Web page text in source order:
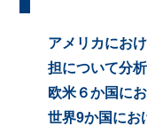
アメリカにお
担について分析
欧米６か国に
世界9か国にお